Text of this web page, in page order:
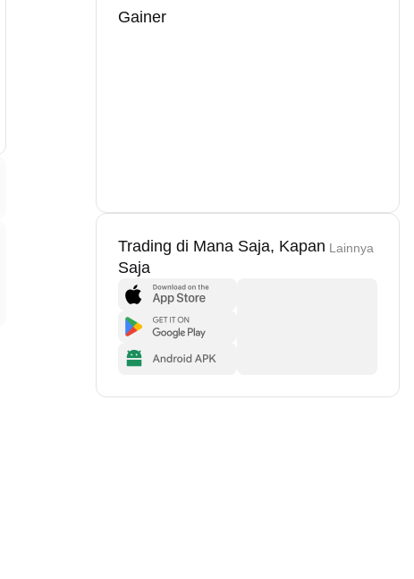
Gainer
Trading di Mana Saja, Kapan
Saja
Lainnya